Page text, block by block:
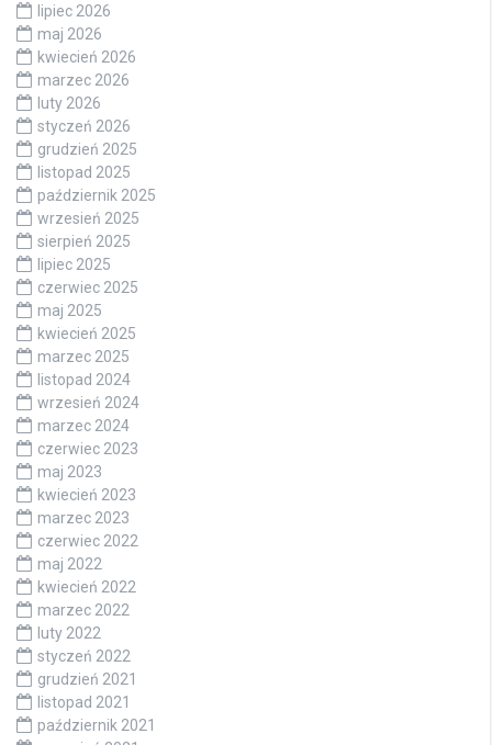
lipiec 2026
maj 2026
kwiecień 2026
marzec 2026
luty 2026
styczeń 2026
grudzień 2025
listopad 2025
październik 2025
wrzesień 2025
sierpień 2025
lipiec 2025
czerwiec 2025
maj 2025
kwiecień 2025
marzec 2025
listopad 2024
wrzesień 2024
marzec 2024
czerwiec 2023
maj 2023
kwiecień 2023
marzec 2023
czerwiec 2022
maj 2022
kwiecień 2022
marzec 2022
luty 2022
styczeń 2022
grudzień 2021
listopad 2021
październik 2021